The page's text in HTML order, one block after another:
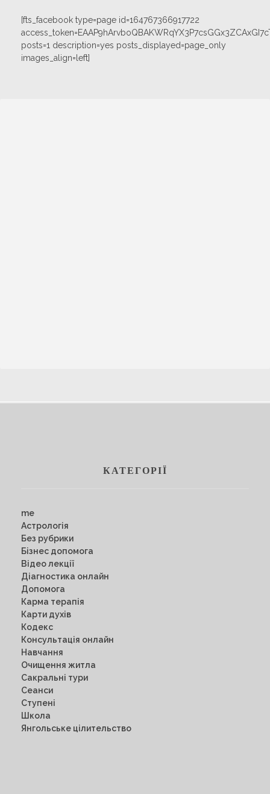
[fts_facebook type=page id=164767366917722
posts=1 description=yes posts_displayed=page_only
images_align=left]
КАТЕГОРІЇ
me
Астрологія
Без рубрики
Бізнес допомога
Відео лекції
Діагностика онлайн
Допомога
Карма терапія
Карти духів
Кодекс
Консультація онлайн
Навчання
Очищення житла
Сакральні тури
Сеанси
Ступені
Школа
Янгольське цілительство